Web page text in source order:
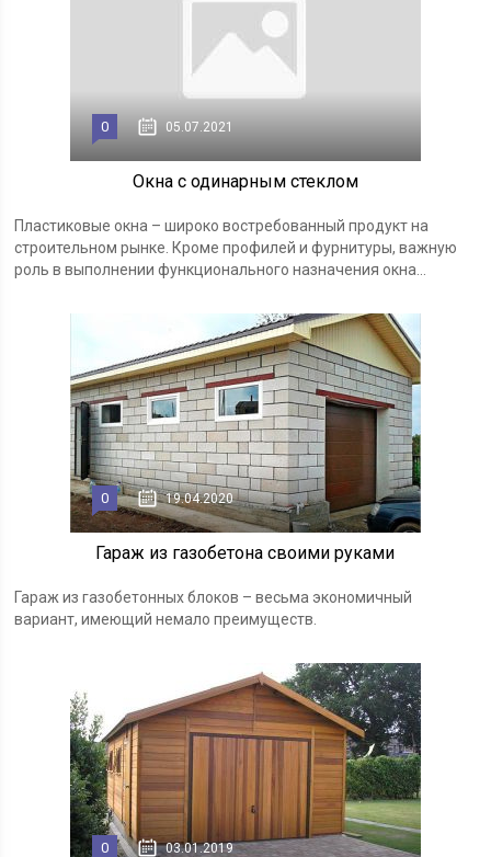
0 05.07.2021
Окна с одинарным стеклом
Пластиковые окна – широко востребованный продукт на
строительном рынке. Кроме профилей и фурнитуры, важную
роль в выполнении функционального назначения окна...
0 19.04.2020
Гараж из газобетона своими руками
Гараж из газобетонных блоков – весьма экономичный
вариант, имеющий немало преимуществ.
0 03.01.2019